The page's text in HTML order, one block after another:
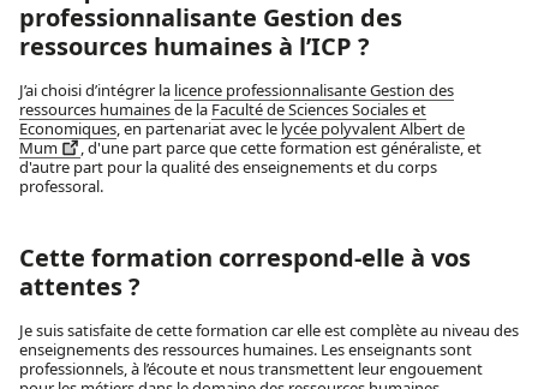
professionnalisante Gestion des
ressources humaines à l’ICP ?
J’ai choisi d’intégrer la licence professionnalisante Gestion des
ressources humainesde la Faculté de Sciences Sociales et
Economiques, en partenariat avec le lycée polyvalent Albert de
Mum
, d'une part parce que cette formation est généraliste, et
d'autre part pour la qualité des enseignements et du corps
professoral.
Cette formation correspond-elle à vos
attentes ?
Je suis satisfaite de cette formation car elle est complète au niveau des
enseignements des ressources humaines. Les enseignants sont
professionnels, à l’écoute et nous transmettent leur engouement